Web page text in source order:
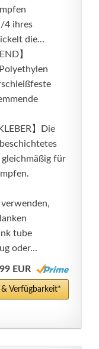
4 ihres
die...
】
】Die
für
tube
oder...
EUR
& Verfügbarkeit*